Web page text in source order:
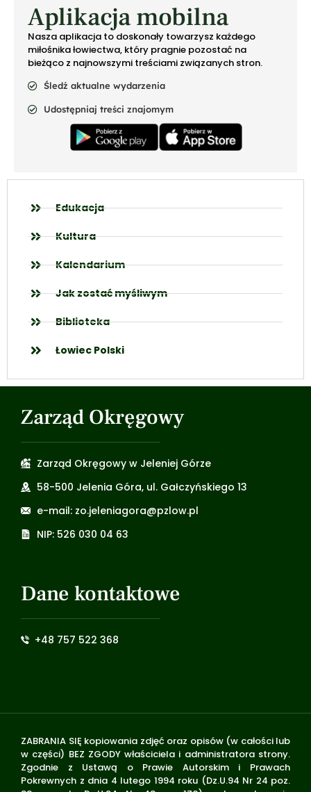
Aplikacja mobilna
Nasza aplikacja to doskonały towarzysz każdego
miłośnika łowiectwa, który pragnie pozostać na
bieżąco z najnowszymi treściami związanych stron.
Śledź aktualne wydarzenia
Udostępniaj treści znajomym
Edukacja
Kultura
Kalendarium
Jak zostać myśliwym
Biblioteka
Łowiec Polski
Zarząd Okręgowy
Zarząd Okręgowy w Jeleniej Górze
58-500 Jelenia Góra, ul. Gałczyńskiego 13
e-mail: zo.jeleniagora@pzlow.pl
NIP: 526 030 04 63
Dane kontaktowe
+48 757 522 368
ZABRANIA SIĘ kopiowania zdjęć oraz opisów (w całości lub
w części) BEZ ZGODY właściciela i administratora strony.
Zgodnie z Ustawą o Prawie Autorskim i Prawach
Pokrewnych z dnia 4 lutego 1994 roku (Dz.U.94 Nr 24 poz.